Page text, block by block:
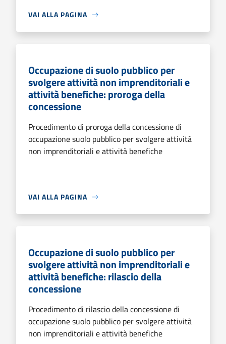
VAI ALLA PAGINA
Occupazione di suolo pubblico per
svolgere attività non imprenditoriali e
attività benefiche: proroga della
concessione
Procedimento di proroga della concessione di
occupazione suolo pubblico per svolgere attività
non imprenditoriali e attività benefiche
VAI ALLA PAGINA
Occupazione di suolo pubblico per
svolgere attività non imprenditoriali e
attività benefiche: rilascio della
concessione
Procedimento di rilascio della concessione di
occupazione suolo pubblico per svolgere attività
non imprenditoriali e attività benefiche